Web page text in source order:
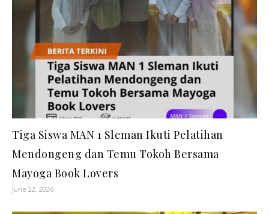
Tiga Siswa MAN 1 Sleman Ikuti Pelatihan
Mendongeng dan Temu Tokoh Bersama
Mayoga Book Lovers
June 22, 2026